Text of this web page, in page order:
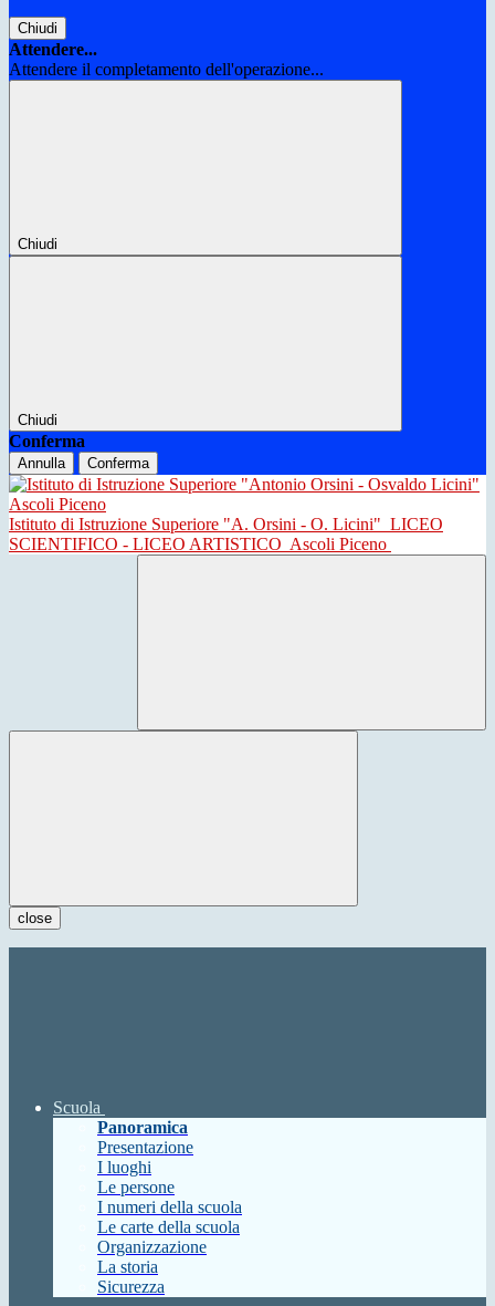
Chiudi
Attendere...
Attendere il completamento dell'operazione...
Chiudi
Chiudi
Conferma
Annulla Conferma
Istituto di Istruzione Superiore "A. Orsini - O. Licini" LICEO
SCIENTIFICO - LICEO ARTISTICO Ascoli Piceno
close
Scuola
Panoramica
Presentazione
I luoghi
Le persone
I numeri della scuola
Le carte della scuola
Organizzazione
La storia
Sicurezza